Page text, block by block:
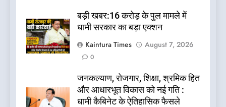
बड़ी खबर:16 करोड़ के पुल मामले में
धामी सरकार का बड़ा एक्शन
Kaintura Times
August 7, 2026
0
जनकल्याण, रोजगार, शिक्षा, श्रमिक हित
और आधारभूत विकास को नई गति :
धामी कैबिनेट के ऐतिहासिक फैसले